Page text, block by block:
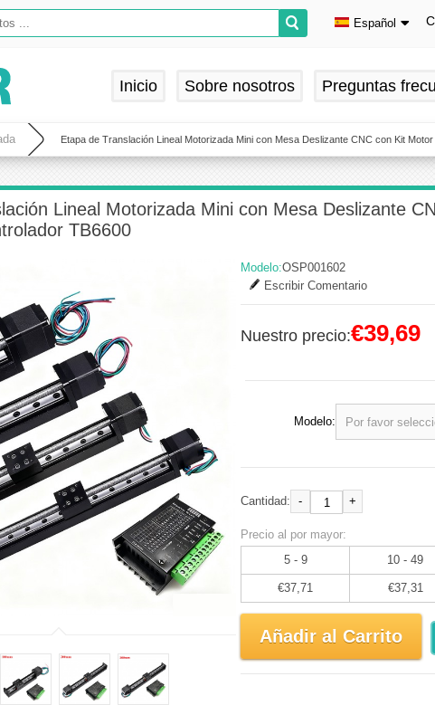
Español
Deutsch
Español
Inicio Sobre nosotros Preguntas
Etapa de Translación Lineal Motorizada Mini con Mesa Deslizante CNC con Kit
Lineal Motorizada Mini con Mesa Deslizante
TB6600
Modelo:OSP001602
Escribir Comentario
Nuestro precio:€39,69
Modelo:
Cantidad: - +
Precio al por mayor:
5 - 9
10 - 49
€37,71 €37,31
Añadir al Carrito